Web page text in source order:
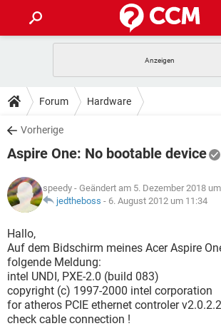
ANDROID
WINDOWS 10
WHATSAPP TIKTOK
FACEBOOK
TIPPS & TRICKS
SPIELE
WHATSAPP TIKTOK
FACEBOOK
DOWNLOADS
SPIELE STREAMING
ANDROID
WINDOWS 10 INSTAGRAM
WHATSAPP
FACEBOOK HARDWARE
FORUM
SPIELE STREAMING
ANDROID
WINDOWS 10
WHATSAPP
FACEBOOK HARDWARE
LEXIKON
SPIELE
ANDROID IOS
WINDOWS 10
WHATSAPP TIKTOK
FACEBOOK
Forum Hardware
Vorherige
Aspire One: No bootable device
speedy - Geändert am 5. Dezember 2018
jedtheboss - 6. August 2012 um 11:34
Hallo,
Auf dem Bidschirm meines Acer Aspire
folgende Meldung:
intel UNDI, PXE-2.0 (build 083)
copyright (c) 1997-2000 intel corporation
for atheros PCIE ethernet controler
check cable connection !